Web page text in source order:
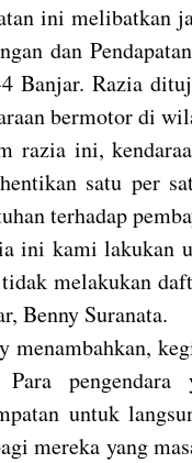
ini melibatkan
dan
Banjar. Razia
bermotor di
razia ini,
satu per
terhadap
ini kami lakukan
melakukan
Benny Suranata.
menambahkan,
untuk
mereka yang